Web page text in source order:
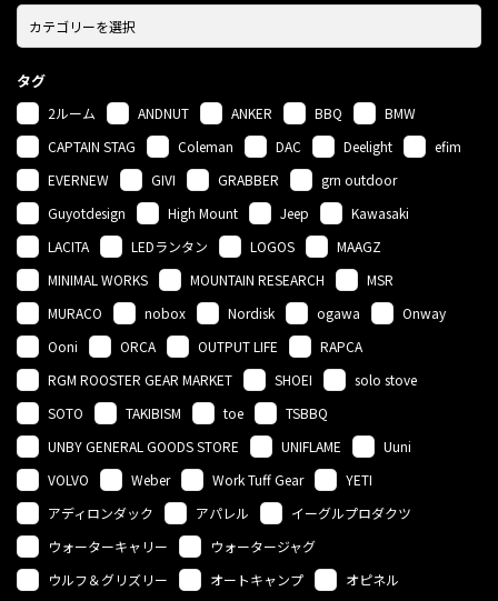
タグ
2ルーム ANDNUT ANKER BBQ
BMW
CAPTAIN STAG
Coleman DAC Deelight
efim
EVERNEW
GIVI GRABBER
grn outdoor
Guyotdesign
High Mount Jeep
Kawasaki
LACITA
LEDランタン LOGOS
MAAGZ
MINIMAL WORKS
MOUNTAIN RESEARCH
MSR
MURACO
nobox Nordisk ogawa
Onway
Ooni
ORCA OUTPUT LIFE
RAPCA
RGM ROOSTER GEAR MARKET
SHOEI
solo stove
SOTO
TAKIBISM toe
TSBBQ
UNBY GENERAL GOODS STORE
UNIFLAME
Uuni
VOLVO
Weber Work Tuff Gear
YETI
アディロンダック
アパレル
イーグルプロダクツ
ウォーターキャリー
ウォータージャグ
ウルフ＆グリズリー
オートキャンプ
オピネル